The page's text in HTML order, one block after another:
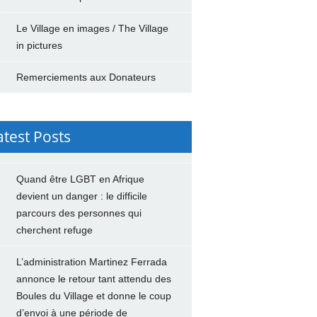
Le Village en images / The Village
in pictures
Remerciements aux Donateurs
Posts
Quand être LGBT en Afrique
devient un danger : le difficile
parcours des personnes qui
cherchent refuge
L’administration Martinez Ferrada
annonce le retour tant attendu des
Boules du Village et donne le coup
d’envoi à une période de